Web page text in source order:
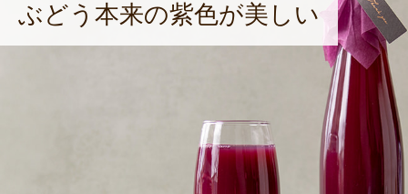
ぶどう本来の紫色が美しい